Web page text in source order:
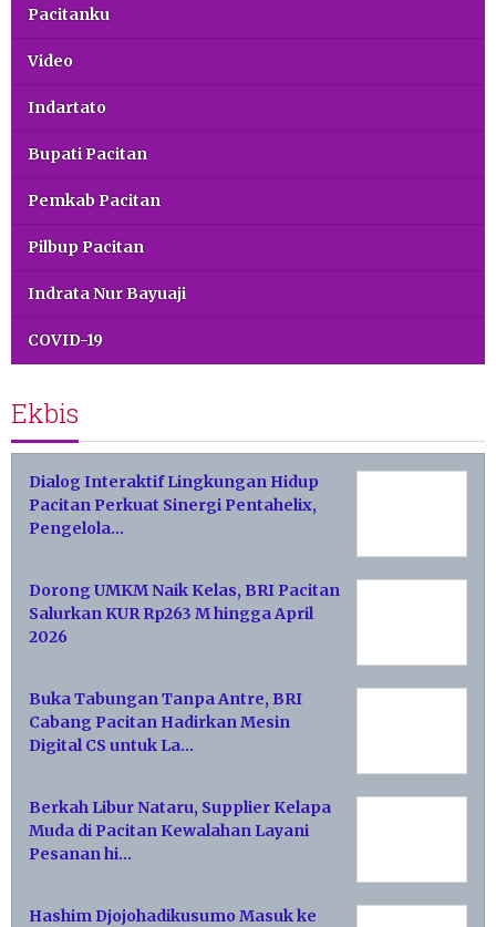
Pacitanku
Video
Indartato
Bupati Pacitan
Pemkab Pacitan
Pilbup Pacitan
Indrata Nur Bayuaji
COVID-19
Ekbis
Dialog Interaktif Lingkungan Hidup
Pacitan Perkuat Sinergi Pentahelix,
Pengelola…
Dorong UMKM Naik Kelas, BRI Pacitan
Salurkan KUR Rp263 M hingga April
2026
Buka Tabungan Tanpa Antre, BRI
Cabang Pacitan Hadirkan Mesin
Digital CS untuk La…
Berkah Libur Nataru, Supplier Kelapa
Muda di Pacitan Kewalahan Layani
Pesanan hi…
Hashim Djojohadikusumo Masuk ke